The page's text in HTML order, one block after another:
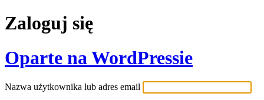
Zaloguj się
Oparte na WordPressie
Nazwa użytkownika lub adres email